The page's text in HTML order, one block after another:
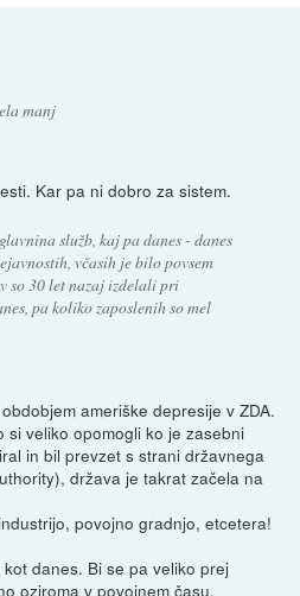
manj
Kar pa ni dobro za sistem.
služb, kaj pa danes - danes
včasih je bilo povsem
so 30 let nazaj izdelali pri
pa koliko zaposlenih so mel
ameriške depresije v ZDA.
si veliko opomogli ko je zasebni
in bil prevzet s strani državnega
država je takrat začela na
povojno gradnjo, etcetera!
danes. Bi se pa veliko prej
oziroma v povojnem času.